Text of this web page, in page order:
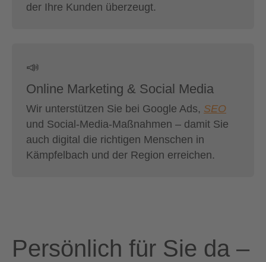
der Ihre Kunden überzeugt.
📣
Online Marketing & Social Media
Wir unterstützen Sie bei Google Ads, SEO
und Social-Media-Maßnahmen – damit Sie
auch digital die richtigen Menschen in
Kämpfelbach und der Region erreichen.
Persönlich für Sie da –